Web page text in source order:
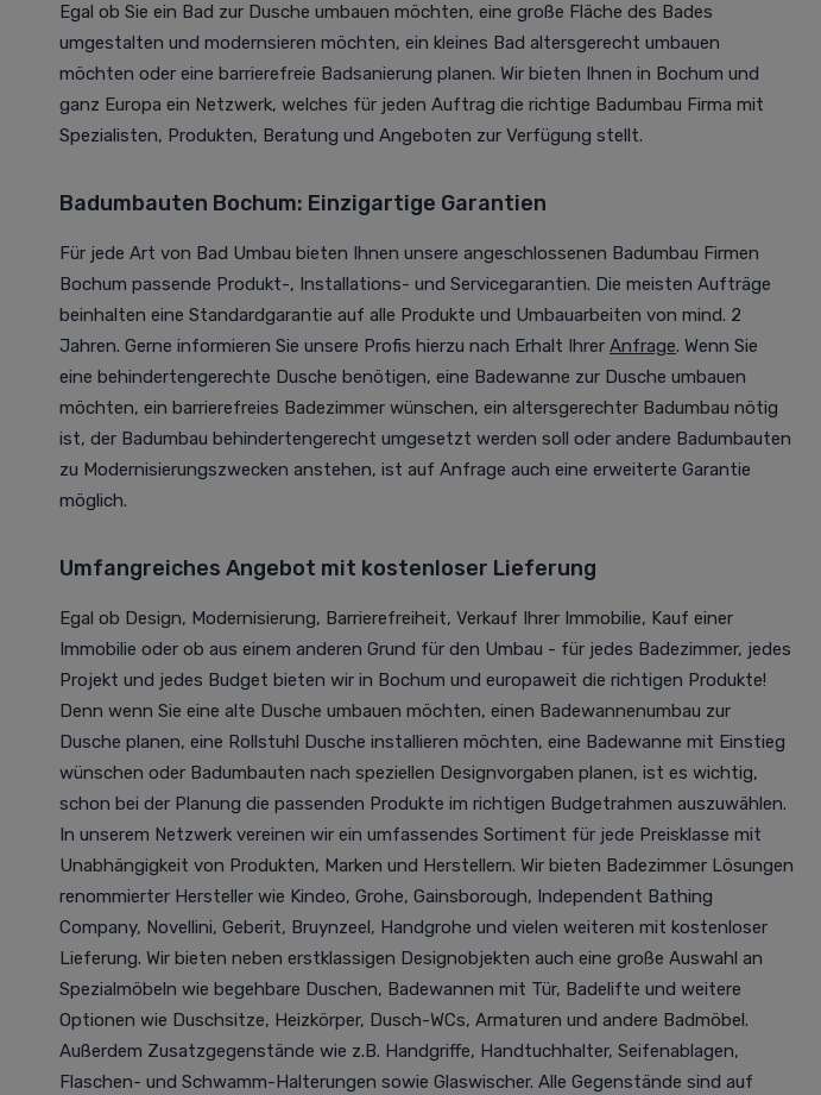
Egal ob Sie ein Bad zur Dusche umbauen möchten, eine große Fläche des Bades
umgestalten und modernsieren möchten, ein kleines Bad altersgerecht umbauen
möchten oder eine barrierefreie Badsanierung planen. Wir bieten Ihnen in Bochum und
ganz Europa ein Netzwerk, welches für jeden Auftrag die richtige Badumbau Firma mit
Spezialisten, Produkten, Beratung und Angeboten zur Verfügung stellt.
Badumbauten Bochum: Einzigartige Garantien
Für jede Art von Bad Umbau bieten Ihnen unsere angeschlossenen Badumbau Firmen
Bochum passende Produkt-, Installations- und Servicegarantien. Die meisten Aufträge
beinhalten eine Standardgarantie auf alle Produkte und Umbauarbeiten von mind. 2
Jahren. Gerne informieren Sie unsere Profis hierzu nach Erhalt Ihrer Anfrage. Wenn Sie
eine behindertengerechte Dusche benötigen, eine Badewanne zur Dusche umbauen
möchten, ein barrierefreies Badezimmer wünschen, ein altersgerechter Badumbau nötig
ist, der Badumbau behindertengerecht umgesetzt werden soll oder andere Badumbauten
zu Modernisierungszwecken anstehen, ist auf Anfrage auch eine erweiterte Garantie
möglich.
Umfangreiches Angebot mit kostenloser Lieferung
Egal ob Design, Modernisierung, Barrierefreiheit, Verkauf Ihrer Immobilie, Kauf einer
Immobilie oder ob aus einem anderen Grund für den Umbau - für jedes Badezimmer, jedes
Projekt und jedes Budget bieten wir in Bochum und europaweit die richtigen Produkte!
Denn wenn Sie eine alte Dusche umbauen möchten, einen Badewannenumbau zur
Dusche planen, eine Rollstuhl Dusche installieren möchten, eine Badewanne mit Einstieg
wünschen oder Badumbauten nach speziellen Designvorgaben planen, ist es wichtig,
schon bei der Planung die passenden Produkte im richtigen Budgetrahmen auszuwählen.
In unserem Netzwerk vereinen wir ein umfassendes Sortiment für jede Preisklasse mit
Unabhängigkeit von Produkten, Marken und Herstellern. Wir bieten Badezimmer Lösungen
renommierter Hersteller wie Kindeo, Grohe, Gainsborough, Independent Bathing
Company, Novellini, Geberit, Bruynzeel, Handgrohe und vielen weiteren mit kostenloser
Lieferung. Wir bieten neben erstklassigen Designobjekten auch eine große Auswahl an
Spezialmöbeln wie begehbare Duschen, Badewannen mit Tür, Badelifte und weitere
Optionen wie Duschsitze, Heizkörper, Dusch-WCs, Armaturen und andere Badmöbel.
Außerdem Zusatzgegenstände wie z.B. Handgriffe, Handtuchhalter, Seifenablagen,
Flaschen- und Schwamm-Halterungen sowie Glaswischer. Alle Gegenstände sind auf